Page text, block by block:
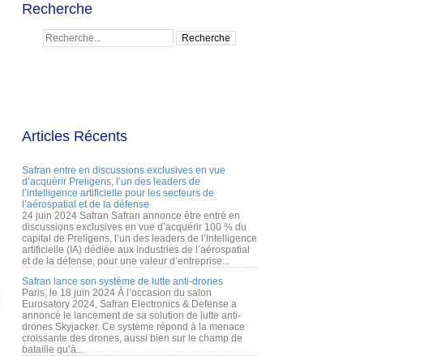
Recherche
Articles Récents
Safran entre en discussions exclusives en vue
d’acquérir Preligens, l’un des leaders de
l’intelligence artificielle pour les secteurs de
l’aérospatial et de la défense
24 juin 2024 Safran Safran annonce être entré en
discussions exclusives en vue d’acquérir 100 % du
capital de Preligens, l’un des leaders de l’intelligence
artificielle (IA) dédiée aux industries de l’aérospatial
et de la défense, pour une valeur d’entreprise...
Safran lance son système de lutte anti-drones
Paris, le 18 juin 2024 À l’occasion du salon
Eurosatory 2024, Safran Electronics & Defense a
annoncé le lancement de sa solution de lutte anti-
drones Skyjacker. Ce système répond à la menace
croissante des drones, aussi bien sur le champ de
bataille qu’à...